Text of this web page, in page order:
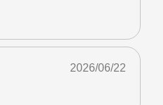
2026/06/22